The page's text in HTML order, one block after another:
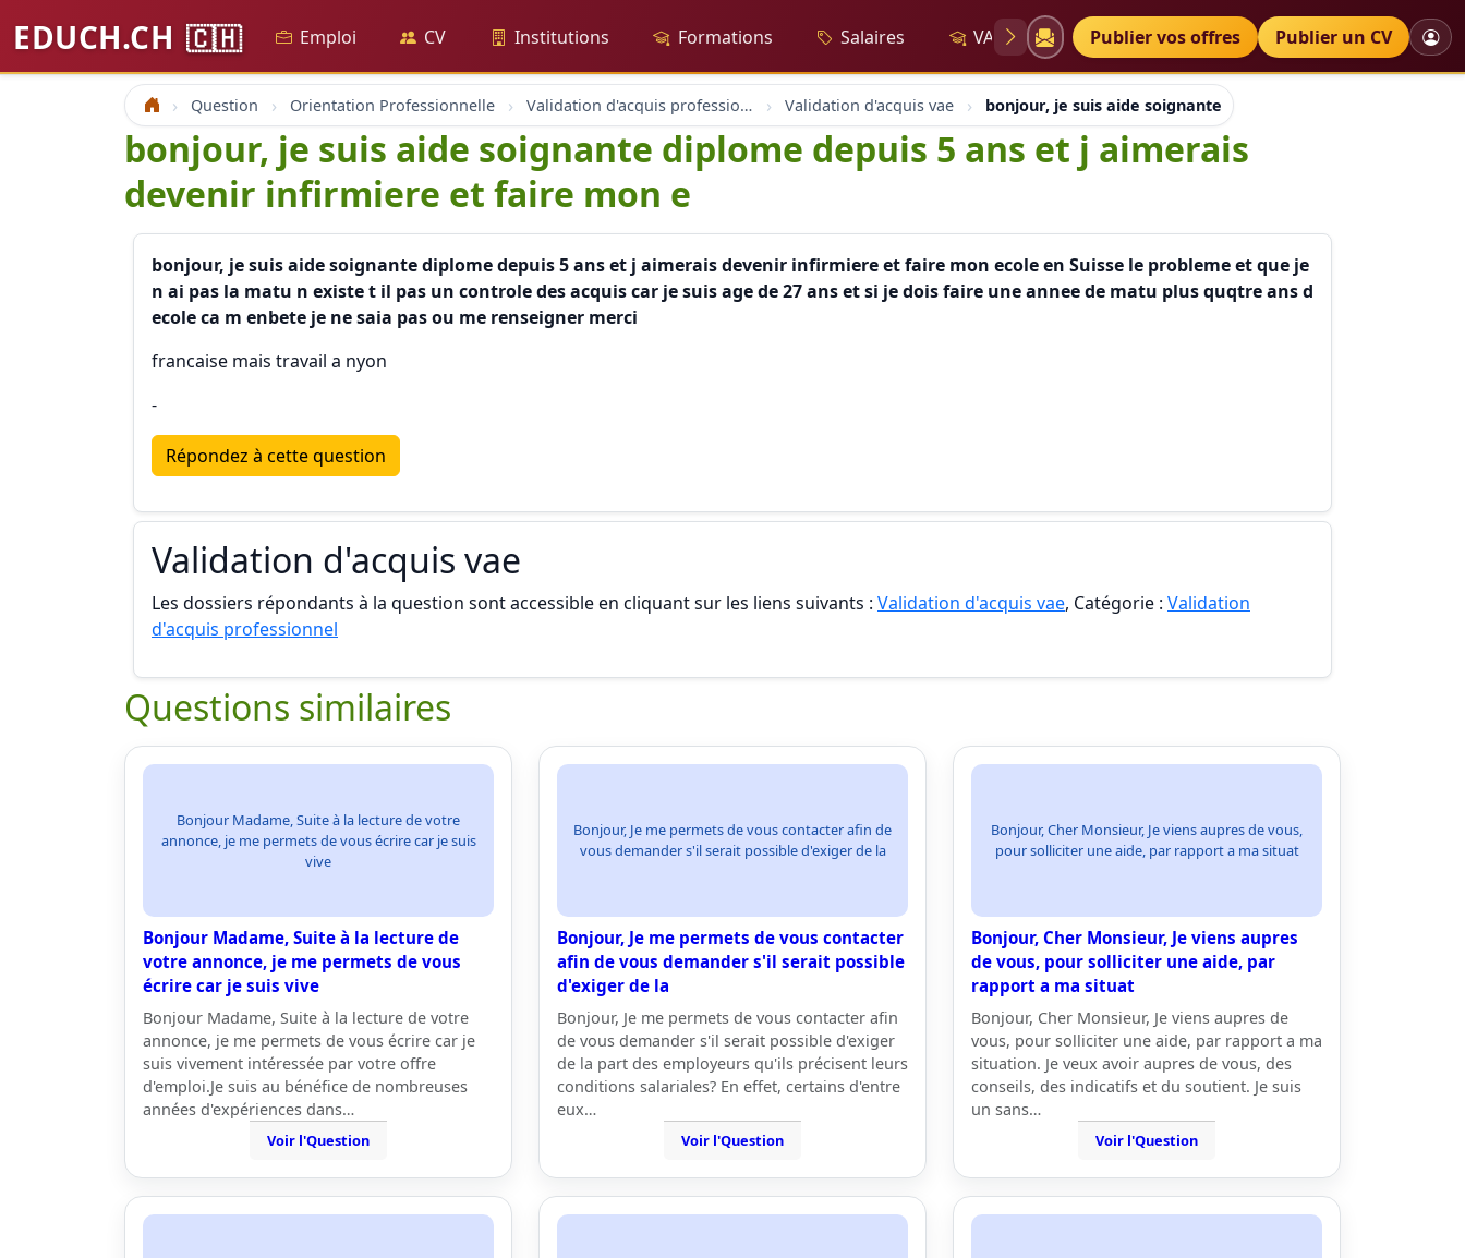
EDUCH.CH 🇨🇭 Emploi CV Institutions Formations Salaires VAE Diplômes Petites annonces
Publier vos offres Publier un CV
Accueil Question Orientation Professionnelle Validation d'acquis professionnel Validation d'acquis vae bonjour, je suis aide soignante diplome depuis 5 ans et j
bonjour, je suis aide soignante diplome depuis 5 ans et j aimerais
devenir infirmiere et faire mon e
bonjour, je suis aide soignante diplome depuis 5 ans et j aimerais devenir infirmiere et faire mon ecole en Suisse le probleme et que je
n ai pas la matu n existe t il pas un controle des acquis car je suis age de 27 ans et si je dois faire une annee de matu plus quqtre ans d
ecole ca m enbete je ne saia pas ou me renseigner merci
francaise mais travail a nyon
-
Répondez à cette question
Validation d'acquis vae
Les dossiers répondants à la question sont accessible en cliquant sur les liens suivants : Validation d'acquis vae, Catégorie : Validation
d'acquis professionnel
Questions similaires
Bonjour Madame, Suite à la lecture de votre
annonce, je me permets de vous écrire car je suis
vive
Bonjour Madame, Suite à la lecture de
votre annonce, je me permets de vous
écrire car je suis vive
Bonjour Madame, Suite à la lecture de votre
annonce, je me permets de vous écrire car je
suis vivement intéressée par votre offre
d'emploi.Je suis au bénéfice de nombreuses
années d'expériences dans…
Voir l'Question
Bonjour, Je me permets de vous contacter afin de
vous demander s'il serait possible d'exiger de la
Bonjour, Je me permets de vous contacter
afin de vous demander s'il serait possible
d'exiger de la
Bonjour, Je me permets de vous contacter afin
de vous demander s'il serait possible d'exiger
de la part des employeurs qu'ils précisent leurs
conditions salariales? En effet, certains d'entre
eux…
Voir l'Question
Bonjour, Cher Monsieur, Je viens aupres de vous,
pour solliciter une aide, par rapport a ma situat
Bonjour, Cher Monsieur, Je viens aupres
de vous, pour solliciter une aide, par
rapport a ma situat
Bonjour, Cher Monsieur, Je viens aupres de
vous, pour solliciter une aide, par rapport a ma
situation. Je veux avoir aupres de vous, des
conseils, des indicatifs et du soutient. Je suis
un sans…
Voir l'Question